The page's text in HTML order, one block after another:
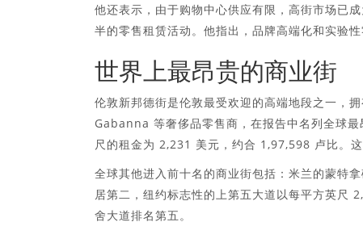
他还表示，由于购物中心供应有限，高街市场已
半的零售租赁活动。他指出，品牌高端化和实验
世界上最昂贵的商业街
伦敦新邦德街是伦敦最受欢迎的高端地段之一
Gabanna 等奢侈品零售商，在报告中名列全球
尺的租金为 2,231 美元，约合 1,97,598 卢比。这
全球其他进入前十名的商业街包括：米兰的蒙
居第二，纽约标志性的上第五大道以每平方英尺
舍大道排名第五。